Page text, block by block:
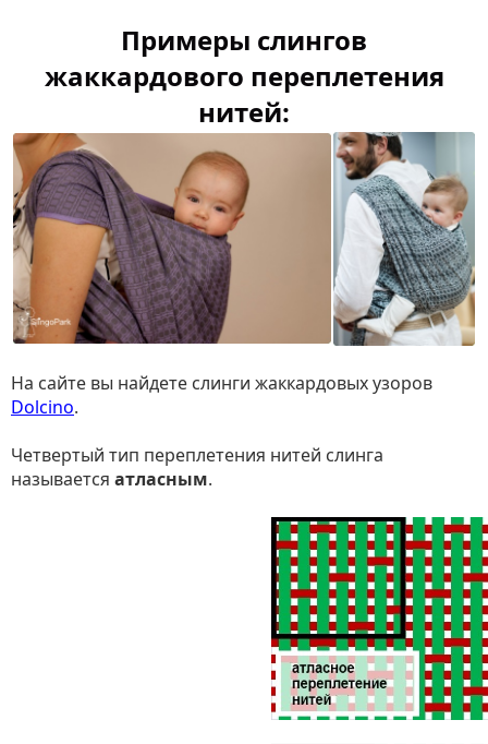
Примеры слингов
жаккардового переплетения
нитей:
На сайте вы найдете слинги жаккардовых узоров
Dolcino.
Четвертый тип переплетения нитей слинга
называется атласным.